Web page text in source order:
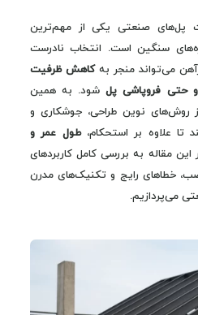
پل‌های صنعتی یکی از مهم‌ترین
سنگین است. انتخاب نادرست
می‌تواند منجر بهکاهش ظرفیت
و حتی فروپاشی پلشود. به همین
روش‌های نوین طراحی، جوشکاری و
تا علاوه بر استحکام،طول عمر و
مقاله به بررسی کامل کاربردهای
خطاهای رایج و تکنیک‌های مدرن
می‌پردازیم.